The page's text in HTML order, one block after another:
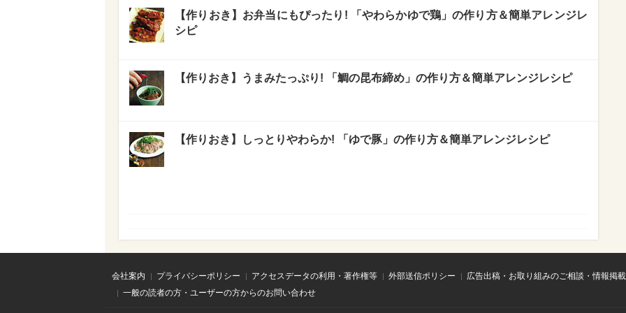
【作りおき】お弁当にもぴったり! 「やわらかゆで鶏」の作り方＆簡単アレンジレ
シピ
【作りおき】うまみたっぷり! 「鯛の昆布締め」の作り方＆簡単アレンジレシピ
【作りおき】しっとりやわらか! 「ゆで豚」の作り方＆簡単アレンジレシピ
会社案内 プライバシーポリシー アクセスデータの利用・著作権等 外部送信ポリシー
広告出稿・お取り組みのご相談・情報掲
一般の読者の方・ユーザーの方からのお問い合わせ